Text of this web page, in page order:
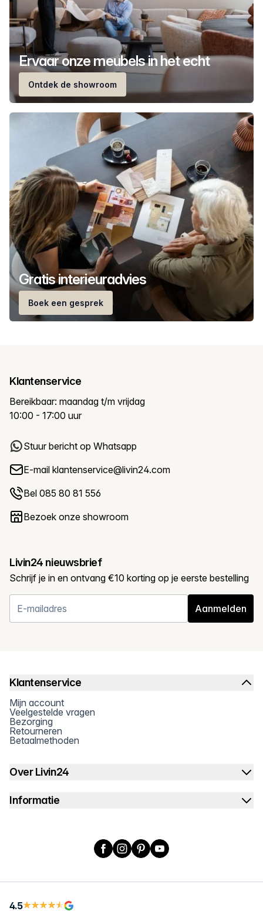
Ervaar onze meubels in het echt
Ontdek de showroom
Gratis interieuradvies
Boek een gesprek
Klantenservice
Bereikbaar: maandag t/m vrijdag
10:00 - 17:00 uur
Stuur bericht op Whatsapp
E-mail klantenservice@livin24.com
Bel 085 80 81 556
Bezoek onze showroom
Livin24 nieuwsbrief
Schrijf je in en ontvang €10 korting op je eerste bestelling
Aanmelden
Klantenservice
Mijn account
Veelgestelde vragen
Bezorging
Retourneren
Betaalmethoden
Over Livin24
Informatie
Facebook
Instagram
PinterestYouTube
4.5